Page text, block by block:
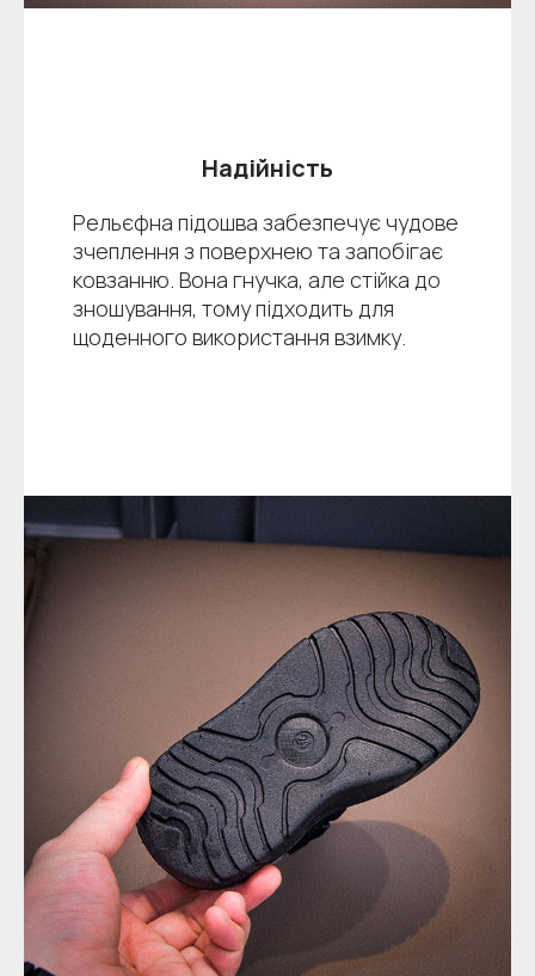
Надійність
Рельєфна підошва забезпечує чудове
зчеплення з поверхнею та запобігає
ковзанню. Вона гнучка, але стійка до
зношування, тому підходить для
щоденного використання взимку.